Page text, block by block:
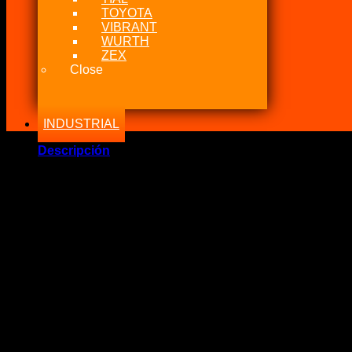
TOYOTA
VIBRANT
WURTH
ZEX
Close
INDUSTRIAL
Descripción